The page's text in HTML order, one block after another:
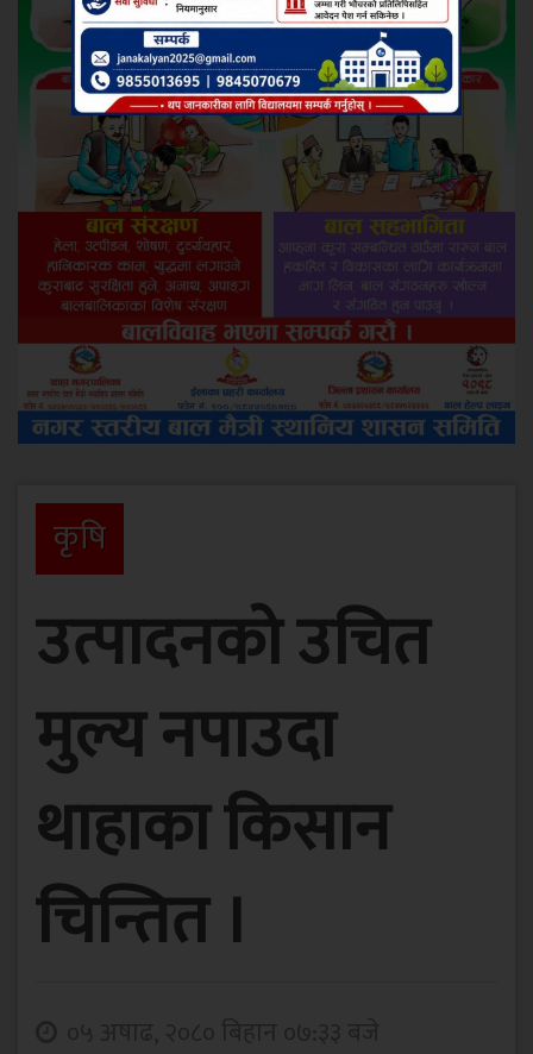
कृषि
उत्पादनको उचित
मुल्य नपाउदा
थाहाका किसान
चिन्तित ।